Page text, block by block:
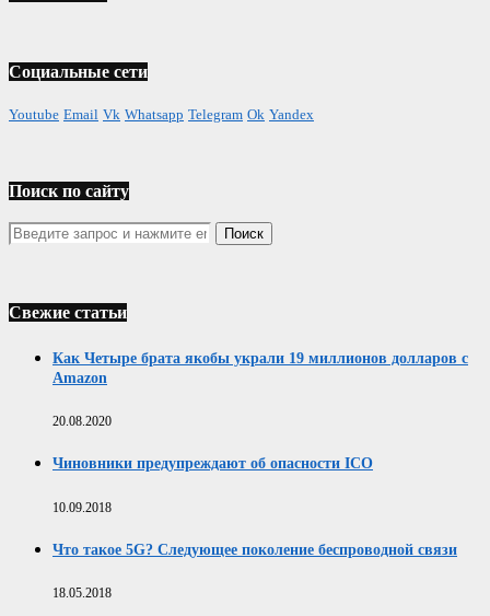
Социальные сети
Youtube Email Vk Whatsapp Telegram Ok Yandex
Поиск по сайту
Свежие статьи
Как Четыре брата якобы украли 19 миллионов долларов с
Amazon
20.08.2020
Чиновники предупреждают об опасности ICO
10.09.2018
Что такое 5G? Следующее поколение беспроводной связи
18.05.2018